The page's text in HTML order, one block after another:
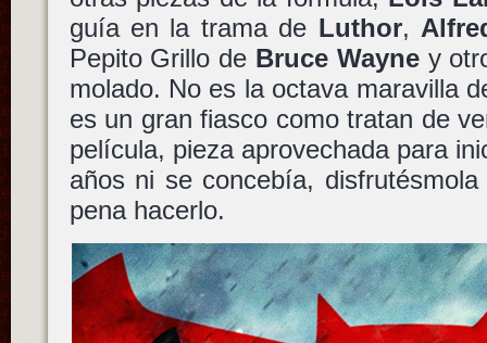
guía en la trama de Luthor,
Pepito Grillo de Bruce Wayney
molado. No es la octava maravilla
es un gran fiasco como tratan de
película, pieza aprovechada para
años ni se concebía,
pena hacerlo.